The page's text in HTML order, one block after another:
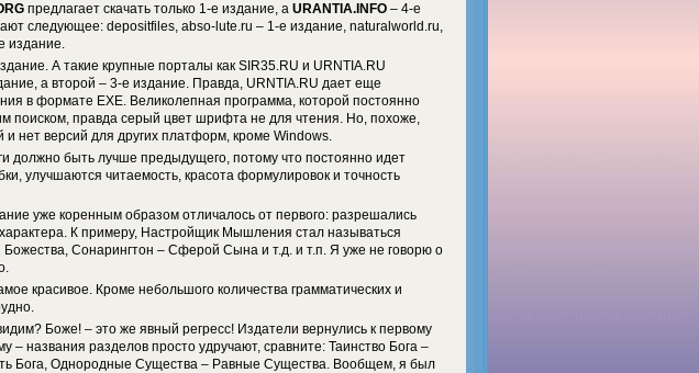
предлагает скачать только 1-е издание, а URANTIA.INFO – 4-е
следующее: depositfiles, abso-lute.ru – 1-е издание, naturalworld.ru,
издание.
А такие крупные порталы как SIR35.RU и URNTIA.RU
а второй – 3-е издание. Правда, URNTIA.RU дает еще
в формате EXE. Великолепная программа, которой постоянно
поиском, правда серый цвет шрифта не для чтения. Но, похоже,
нет версий для других платформ, кроме Windows.
должно быть лучше предыдущего, потому что постоянно идет
улучшаются читаемость, красота формулировок и точность
уже коренным образом отличалось от первого: разрешались
К примеру, Настройщик Мышления стал называться
Сонарингтон – Сферой Сына и т.д. и т.п. Я уже не говорю о
красивое. Кроме небольшого количества грамматических и
Боже! – это же явный регресс! Издатели вернулись к первому
– названия разделов просто удручают, сравните: Таинство Бога –
Бога, Однородные Существа – Равные Существа. Вообщем, я был